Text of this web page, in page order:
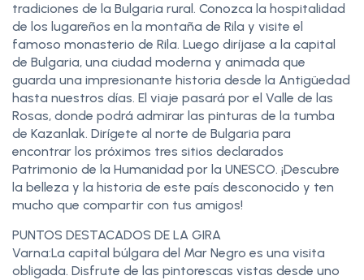
tradiciones de la Bulgaria rural. Conozca la hospitalidad
de los lugareños en la montaña de Rila y visite el
famoso monasterio de Rila. Luego diríjase a la capital
de Bulgaria, una ciudad moderna y animada que
guarda una impresionante historia desde la Antigüedad
hasta nuestros días. El viaje pasará por el Valle de las
Rosas, donde podrá admirar las pinturas de la tumba
de Kazanlak. Dirígete al norte de Bulgaria para
encontrar los próximos tres sitios declarados
Patrimonio de la Humanidad por la UNESCO. ¡Descubre
la belleza y la historia de este país desconocido y ten
mucho que compartir con tus amigos!
PUNTOS DESTACADOS DE LA GIRA
Varna:La capital búlgara del Mar Negro es una visita
obligada. Disfrute de las pintorescas vistas desde uno